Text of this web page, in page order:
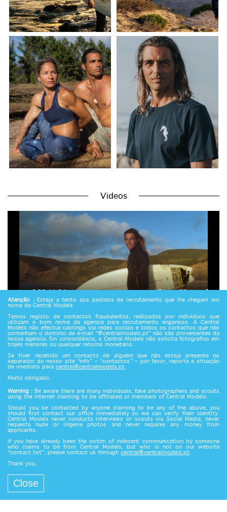
Videos
Atenção : Esteja a tento aos pedidos de recrutamento que lhe chegam em
nome da Central Models
Temos registo de contactos fraudulentos, realizados por indivíduos que
utilizam o bom nome da agência para recrutamento enganoso. A Central
Models não efectua castings via redes sociais e todos os contactos que não
contenham o domínio de e-mail “@centralmodels.pt” não são provenientes da
nossa agência. Em concordância, a Central Models não solicita fotografias em
trajes menores ou qualquer retorno monetário.
Se tiver recebido um contacto de alguém que não esteja presente no
separador do nosso site “info” – “contactos” – por favor, reporte a situação
de imediato para central@centralmodels.pt.
Muito obrigado.
Warning : Be aware there are many individuals, fake photographers and scouts
using the internet claiming to be affiliated or members of Central Models.
Should you be contacted by anyone claiming to be any of the above, you
should first contact our office immediately so we can verify their identity.
Central Models never conducts interviews or scouts via Social Media, never
requests nude or lingerie photos and never requires any money from
applicants.
If you have already been the victim of indecent communication by someone
who claims to be from Central Models, but who is not on our website
“contact list”, please contact us through central@centralmodels.pt.
Thank you.
Close